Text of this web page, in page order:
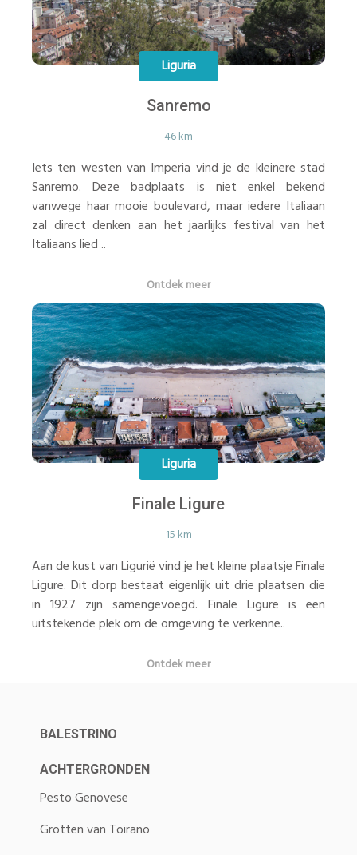
Liguria
Sanremo
46 km
Iets ten westen van Imperia vind je de kleinere stad
Sanremo. Deze badplaats is niet enkel bekend
vanwege haar mooie boulevard, maar iedere Italiaan
zal direct denken aan het jaarlijks festival van het
Italiaans lied ..
Ontdek meer
Liguria
Finale Ligure
15 km
Aan de kust van Ligurië vind je het kleine plaatsje Finale
Ligure. Dit dorp bestaat eigenlijk uit drie plaatsen die
in 1927 zijn samengevoegd. Finale Ligure is een
uitstekende plek om de omgeving te verkenne..
Ontdek meer
BALESTRINO
ACHTERGRONDEN
Pesto Genovese
Grotten van Toirano